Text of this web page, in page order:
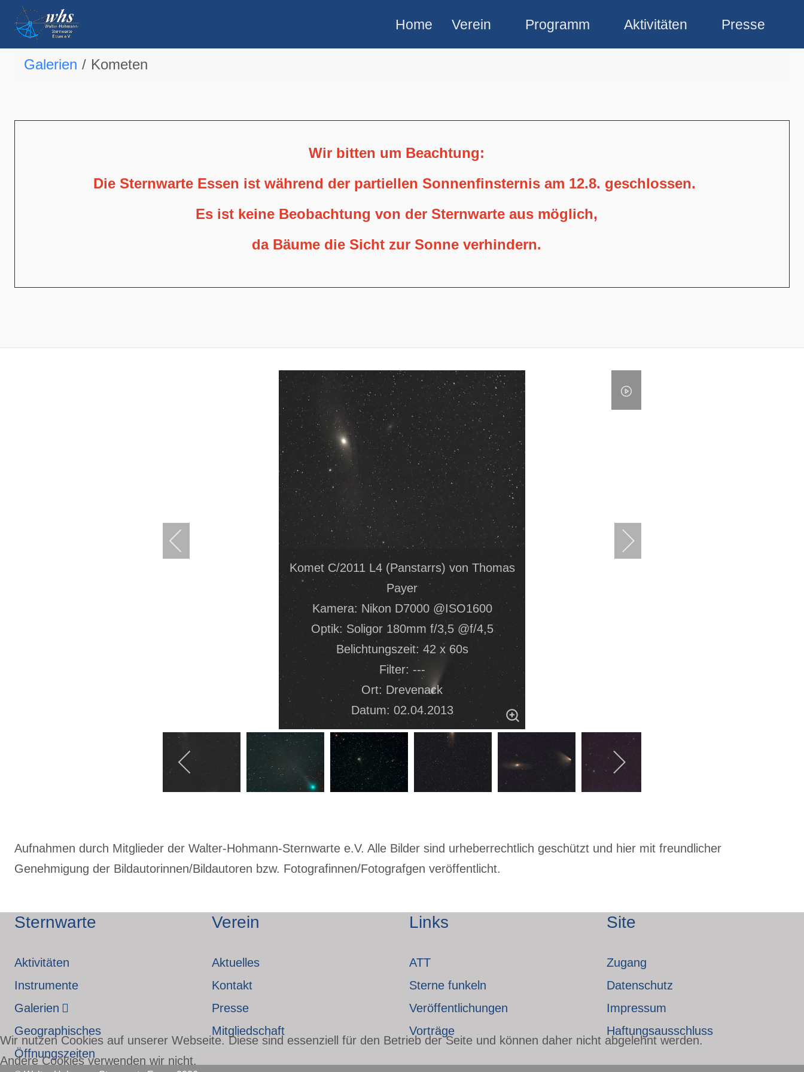
Home Verein Programm Aktivitäten Presse
Galerien Kometen
Wir bitten um Beachtung:
Die Sternwarte Essen ist während der partiellen Sonnenfinsternis am 12.8. geschlossen.
Es ist keine Beobachtung von der Sternwarte aus möglich,
da Bäume die Sicht zur Sonne verhindern.
Komet C/2011 L4 (Panstarrs) von Thomas
Payer
Kamera: Nikon D7000 @ISO1600
Optik: Soligor 180mm f/3,5 @f/4,5
Belichtungszeit: 42 x 60s
Filter: ---
Ort: Drevenack
Datum: 02.04.2013
Aufnahmen durch Mitglieder der Walter-Hohmann-Sternwarte e.V. Alle Bilder sind urheberrechtlich geschützt und hier mit freundlicher
Genehmigung der Bildautorinnen/Bildautoren bzw. Fotografinnen/Fotografgen veröffentlicht.
Sternwarte
Aktivitäten
Instrumente
Galerien
Geographisches
Öffnungszeiten
Verein
Aktuelles
Kontakt
Presse
Mitgliedschaft
Links
ATT
Sterne funkeln
Veröffentlichungen
Vorträge
Site
Zugang
Datenschutz
Impressum
Haftungsausschluss
Wir nutzen Cookies auf unserer Webseite. Diese sind essenziell für den Betrieb der Seite und können daher nicht abgelehnt werden.
Andere Cookies verwenden wir nicht.